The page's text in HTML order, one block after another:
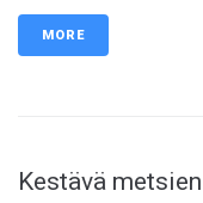
MORE
Kestävä